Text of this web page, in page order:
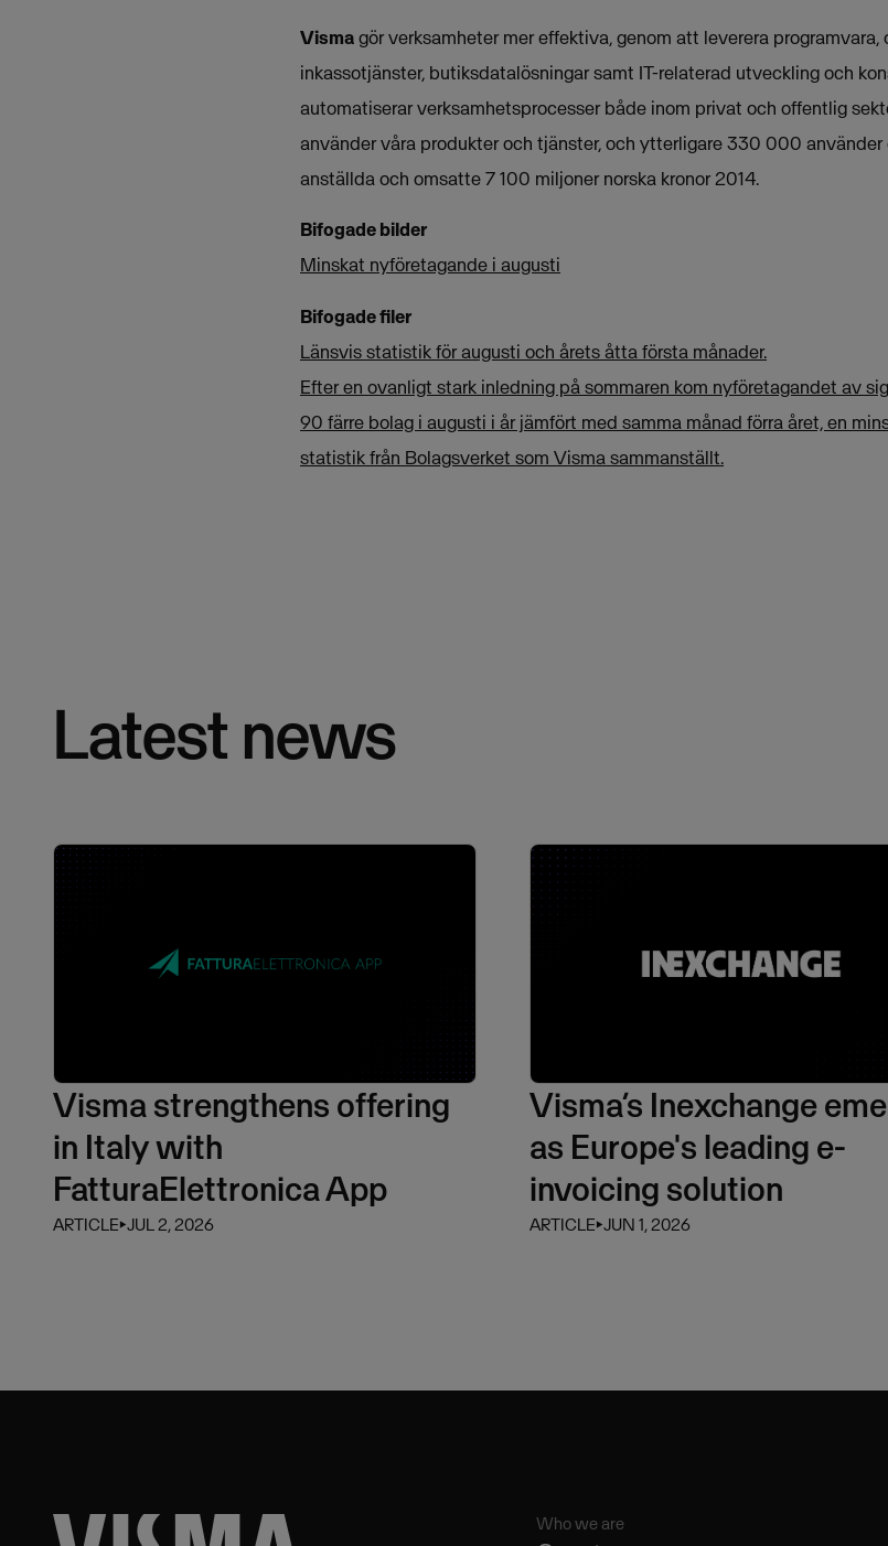
Vismagör verksamheter mer effektiva, genom att leverera
inkassotjänster, butiksdatalösningar samt IT-relaterad utveckling och
automatiserar verksamhetsprocesser både inom privat och offentlig
använder våra produkter och tjänster, och ytterligare 330 000
anställda och omsatte 7 100 miljoner norska kronor 2014.
Bifogade bilder
Minskat nyföretagande i augusti
Bifogade filer
Länsvis statistik för augusti och årets åtta första månader.
Efter en ovanligt stark inledning på sommaren kom nyföretagandet av
90 färre bolag i augusti i år jämfört med samma månad förra året, en
statistik från Bolagsverket som Visma sammanställt.
Latest news
Visma strengthens offering
in Italy with
FatturaElettronica App
ARTICLE⏵JUL 2, 2026
Visma’s Inexchange
as Europe's leading e-
invoicing solution
ARTICLE⏵JUN 1, 2026
Who we are